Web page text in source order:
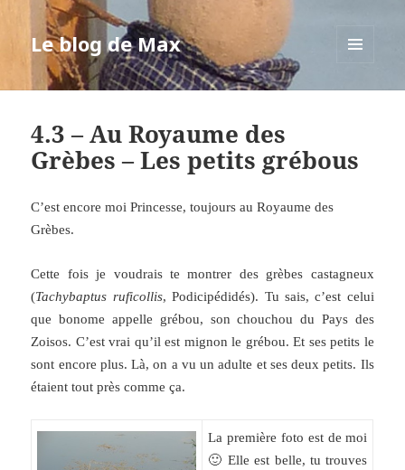
Le blog de Max
4.3 – Au Royaume des
Grèbes – Les petits grébous
C’est encore moi Princesse, toujours au Royaume des
Grèbes.
Cette fois je voudrais te montrer des grèbes castagneux
(Tachybaptus ruficollis, Podicipédidés). Tu sais, c’est celui
que bonome appelle grébou, son chouchou du Pays des
Zoisos. C’est vrai qu’il est mignon le grébou. Et ses petits le
sont encore plus. Là, on a vu un adulte et ses deux petits. Ils
étaient tout près comme ça.
La première foto est de moi
🙂 Elle est belle, tu trouves